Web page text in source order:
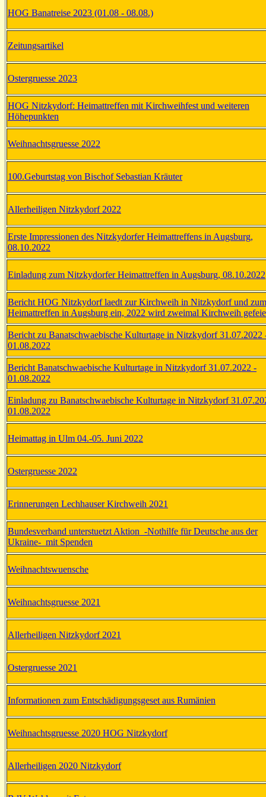
HOG Banatreise 2023 (01.08 - 08.08.)
Zeitungsartikel
Ostergruesse 2023
HOG Nitzkydorf: Heimattreffen mit Kirchweihfest und weiteren
Höhepunkten
Weihnachtsgruesse 2022
100.Geburtstag von Bischof Sebastian Kräuter
Allerheiligen Nitzkydorf 2022
Erste Impressionen des Nitzkydorfer Heimattreffens in Augsburg,
08.10.2022
Einladung zum Nitzkydorfer Heimattreffen in Augsburg, 08.10.2022
Bericht HOG Nitzkydorf laedt zur Kirchweih in Nitzkydorf und zum
Heimattreffen in Augsburg ein, 2022 wird zweimal Kirchweih
Bericht zu Banatschwaebische Kulturtage in Nitzkydorf 31.07.2022
01.08.2022
Bericht Banatschwaebische Kulturtage in Nitzkydorf 31.07.2022 -
01.08.2022
Einladung zu Banatschwaebische Kulturtage in Nitzkydorf
01.08.2022
Heimattag in Ulm 04.-05. Juni 2022
Ostergruesse 2022
Erinnerungen Lechhauser Kirchweih 2021
Bundesverband unterstuetzt Aktion -Nothilfe für Deutsche aus der
Ukraine- mit Spenden
Weihnachtswuensche
Weihnachtsgruesse 2021
Allerheiligen Nitzkydorf 2021
Ostergruesse 2021
Informationen zum Entschädigungsgeset aus Rumänien
Weihnachtsgruesse 2020 HOG Nitzkydorf
Allerheiligen 2020 Nitzkydorf